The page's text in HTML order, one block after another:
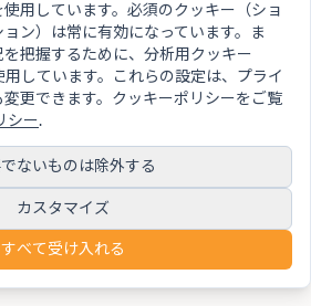
を込めて作りました
ポリシークッキーポリシー
用しています。必須のクッキー（ショ
ン）は常に有効になっています。ま
把握するために、分析用クッキー
用しています。これらの設定は、プライ
更できます。クッキーポリシーをご覧
シー.
ないものは除外する
カスタマイズ
すべて受け入れる